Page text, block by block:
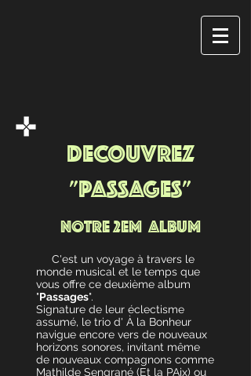
DECOUVREZ
"PASSAGES"
NOTRE 2EM ALBUM
C'est un voyage à travers le
monde musical et le temps que
vous offre ce deuxième album
"Passages".
Signature de leur éclectisme
assumé, le trio d' À la Bonheur
navigue encore vers de nouveaux
horizons sonores, invitant même
de nouveaux compagnons comme
Mathilde Sengrané (Et la PAix) ou